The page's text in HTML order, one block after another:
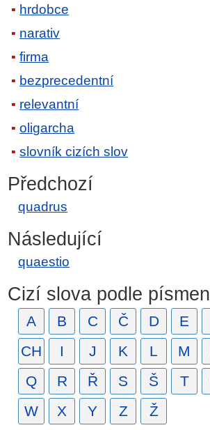
hrdobce
narativ
firma
bezprecedentní
relevantní
oligarcha
slovník cizích slov
Předchozí
quadrus
Následující
quaestio
Cizí slova podle písmen
A B C Č D E
CH
I J K L M
Q
R Ř S Š T
W
X Y Z Ž